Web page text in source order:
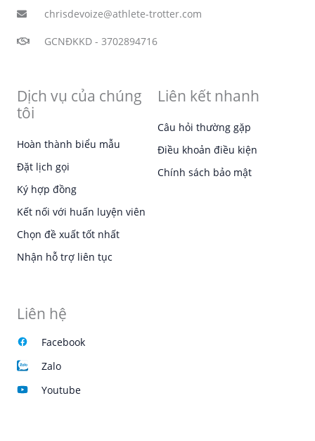
chrisdevoize@athlete-trotter.com
GCNĐKKD - 3702894716
Dịch vụ của chúng
tôi
Hoàn thành biểu mẫu
Đặt lịch gọi
Ký hợp đồng
Kết nối với huấn luyện viên
Chọn đề xuất tốt nhất
Nhận hỗ trợ liên tục
Liên kết nhanh
Câu hỏi thường gặp
Điều khoản điều kiện
Chính sách bảo mật
Liên hệ
Facebook
Zalo
Youtube